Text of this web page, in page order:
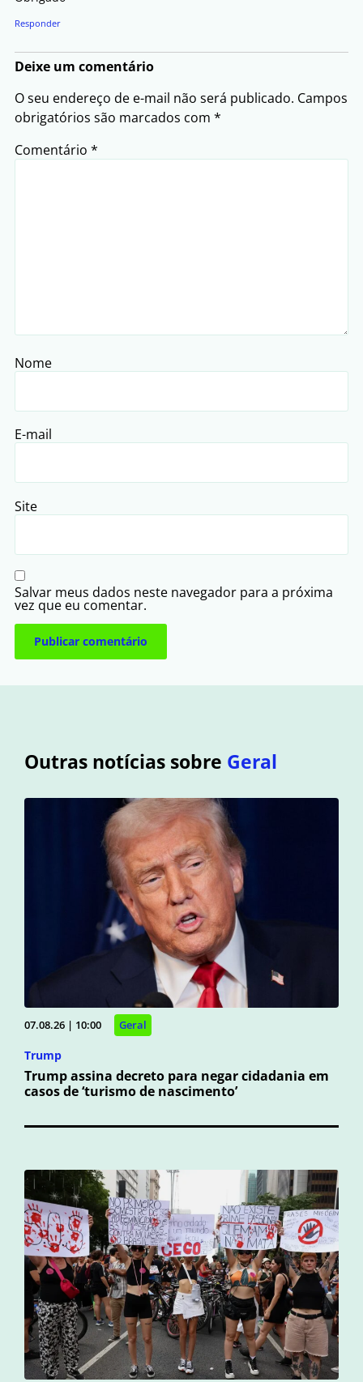
Responder
Deixe um comentário
O seu endereço de e-mail não será publicado. Campos
obrigatórios são marcados com *
Comentário *
Nome
E-mail
Site
Salvar meus dados neste navegador para a próxima
vez que eu comentar.
Outras notícias sobre Geral
07.08.26 | 10:00 Geral
Trump
Trump assina decreto para negar cidadania em
casos de ‘turismo de nascimento’